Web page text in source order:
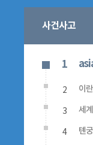
사건사고
1
2 이
3
4 톈